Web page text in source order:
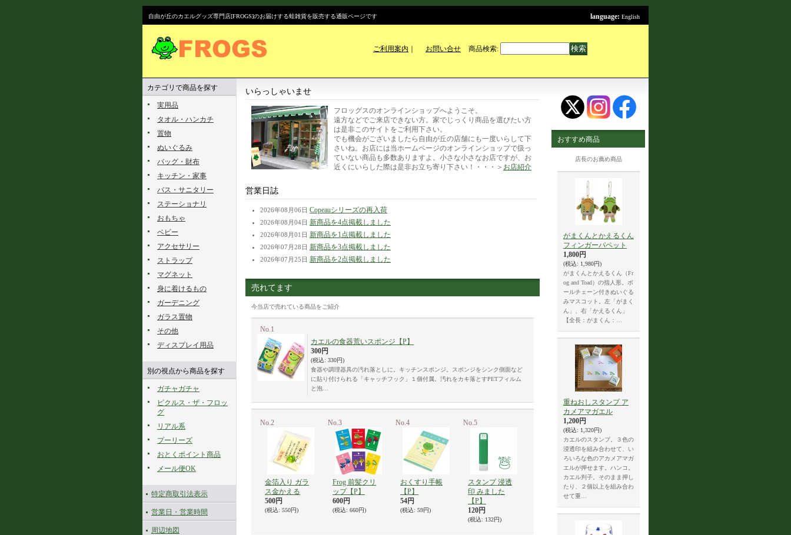
language: English
自由が丘のカエルグッズ専門店[FROGS]のお届けする蛙雑貨を販売する通販ページです
ご利用案内 お問い合せ 商品検索:
カテゴリで商品を探す
実用品
タオル・ハンカチ
置物
ぬいぐるみ
バッグ・財布
キッチン・家事
バス・サニタリー
ステーショナリ
おもちゃ
ベビー
アクセサリー
ストラップ
マグネット
身に着けるもの
ガーデニング
ガラス置物
その他
ディスプレイ用品
別の視点から商品を探す
ガチャガチャ
ピクルス・ザ・フロッ
グ
リアル系
プーリーズ
おとくポイント商品
メール便OK
特定商取引法表示
営業日・営業時間
周辺地図
いらっしゃいませ
フロッグスのオンラインショップへようこそ。
遠方などでご来店できない方。家でじっくり商品を選びたい方
は是非このサイトをご利用下さい。
でも機会がございましたら自由が丘の店舗にも一度いらして下
さいね。お店には当ホームページのオンラインショップで扱っ
ていない商品も多数ありますよ。小さな小さなお店ですが、お
近くにいらした際は是非お立ち寄り下さい！・・・＞ お店紹介
営業日誌
2026年08月06日 Copeauシリーズの再入荷
2026年08月04日 新商品を4点掲載しました
2026年08月01日 新商品を1点掲載しました
2026年07月28日 新商品を3点掲載しました
2026年07月25日 新商品を2点掲載しました
売れてます
今当店で売れている商品をご紹介
No.1
カエルの食器荒いスポンジ【P】
300円
(税込: 330円)
食器や調理器具の汚れ落としに。キッチンスポンジ。スポンジをシンク側面など
に貼り付けられる「キャッチフック」１個付属。汚れをカキ落とすPETフィルム
と泡…
No.2
金箔入り ガラ
ス金かえる
500円
(税込: 550円)
No.3
Frog 前髪クリ
ップ【P】
600円
(税込: 660円)
No.4
おくすり手帳
【P】
54円
(税込: 59円)
No.5
スタンプ 浸透
印 みました
【P】
120円
(税込: 132円)
おすすめ商品
店長のお薦め商品
がまくんとかえるくん
フィンガーパペット
1,800円
(税込: 1,980円)
がまくんとかえるくん（Fr
og and Toad）の指人形。ボ
ールチェーン付きぬいぐる
みマスコット。左「がまく
ん」、右「かえるくん」
【全長：がまくん：…
重ねおしスタンプ ア
カメアマガエル
1,200円
(税込: 1,320円)
カエルのスタンプ。３色の
浸透印を組み合わせて、い
ろいろな色のアカメアマガ
エルが押せます。ハンコ。
カエル判子。そのまま押し
たり、２個以上を組み合わ
せて重…